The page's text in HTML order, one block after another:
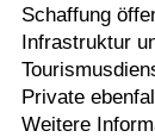
Schaffung
Infrastruktur
Private
Weitere